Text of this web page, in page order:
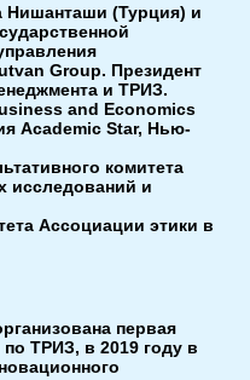
Нишанташи (Турция) и
Group. Президент
и ТРИЗ.
and Economics
Academic Star, Нью-
комитета
исследований и
Ассоциации этики в
первая
ТРИЗ, в 2019 году в